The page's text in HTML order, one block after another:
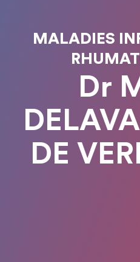
MALADIES
Dr
DE